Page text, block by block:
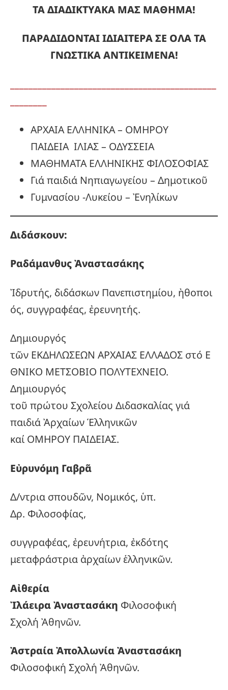
ΤΑ ΔΙΑΔΙΚΤΥΑΚΑ ΜΑΣ ΜΑΘΗΜΑ!
ΠΑΡΑΔΙΔΟΝΤΑΙ ΙΔΙΑΙΤΕΡΑ ΣΕ ΟΛΑ ΤΑ
ΓΝΩΣΤΙΚΑ ΑΝΤΙΚΕΙΜΕΝΑ!
ΑΡΧΑΙΑ ΕΛΛΗΝΙΚΑ – ΟΜΗΡΟΥ
ΠΑΙΔΕΙΑ ΙΛΙΑΣ – ΟΔΥΣΣΕΙΑ
ΜΑΘΗΜΑΤΑ ΕΛΛΗΝΙΚΗΣ ΦΙΛΟΣΟΦΙΑΣ
Γιά παιδιά Νηπιαγωγείου – Δημοτικοῦ
Γυμνασίου -Λυκείου – Ἐνηλίκων
Διδάσκουν:
ΡαδάμανθυςἈναστασάκης
Ἰδρυτής, διδάσκων Πανεπιστημίου, ἠθοποι
ός, συγγραφέας, ἐρευνητής.
Δημιουργός
τῶν ΕΚΔΗΛΩΣΕΩΝ ΑΡΧΑΙΑΣ ΕΛΛΑΔΟΣ στό Ε
ΘΝΙΚΟ ΜΕΤΣΟΒΙΟ ΠΟΛΥΤΕΧΝΕΙΟ.
Δημιουργός
τοῦ πρώτου Σχολείου Διδασκαλίας γιά
παιδιά Ἀρχαίων Ἑλληνικῶν
καί ΟΜΗΡΟΥ ΠΑΙΔΕΙΑΣ.
Εὐρυνόμη Γαβρᾶ
Δ/ντρια σπουδῶν, Νομικός, ὑπ.
Δρ. Φιλοσοφίας,
συγγραφέας, ἐρευνήτρια, ἐκδότης
μεταφράστρια ἀρχαίων ἑλληνικῶν.
Αἰθερία
Ἰλάειρα Ἀναστασάκη Φιλοσοφική
Σχολή Ἀθηνῶν.
Ἀστραία Ἀπολλωνία Ἀναστασάκη
Φιλοσοφική Σχολή Ἀθηνῶν.